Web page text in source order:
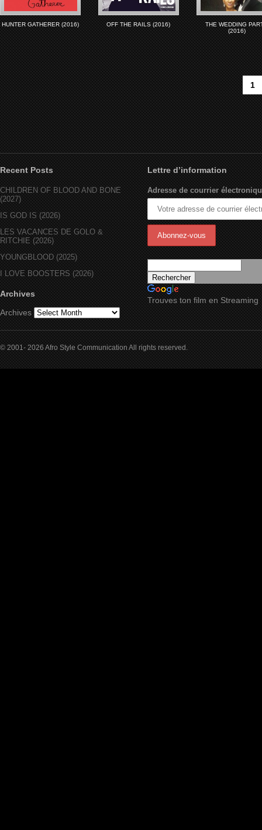
HUNTER GATHERER (2016) OFF THE RAILS (2016)
THE WEDDING
(2016)
1
Recent Posts
CHILDREN OF BLOOD AND BONE
(2027)
IS GOD IS (2026)
LES VACANCES DE GOLO &
RITCHIE (2026)
YOUNGBLOOD (2025)
I LOVE BOOSTERS (2026)
Archives
Archives
Lettre d’information
Adresse de courrier
Trouves ton film en Streaming
© 2001- 2026 Afro Style Communication All rights reserved.